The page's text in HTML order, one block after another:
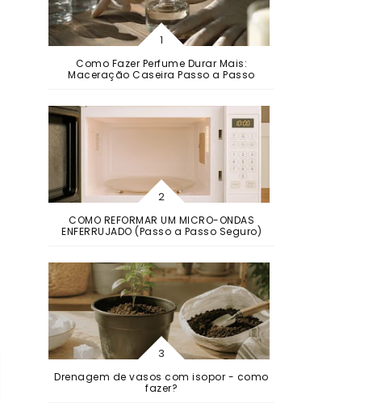
Como Fazer Perfume Durar Mais:
Maceração Caseira Passo a Passo
COMO REFORMAR UM MICRO-ONDAS
ENFERRUJADO (Passo a Passo Seguro)
Drenagem de vasos com isopor - como
fazer?